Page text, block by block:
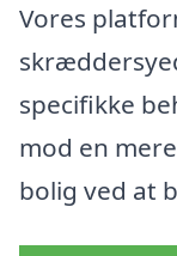
Vores
specifikke
mod en
bolig ved at